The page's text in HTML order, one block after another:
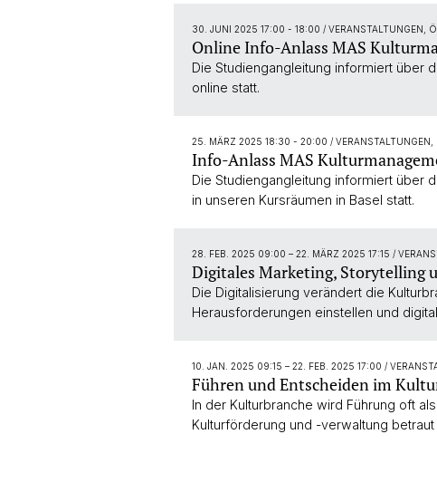
30. JUNI 2025 17:00 - 18:00 / VERANSTALTUNGEN,
Online Info-Anlass MAS
Die Studiengangleitung informiert über
online statt.
25. MÄRZ 2025 18:30 - 20:00 /
Info-Anlass MAS
Die Studiengangleitung informiert über
in unseren Kursräumen in Basel statt.
28. FEB. 2025 09:00 – 22. MÄRZ 2025 17:15 /
Digitales Marketing, Storytelling
Die Digitalisierung verändert die
Herausforderungen einstellen und
10. JAN. 2025 09:15 – 22. FEB. 2025 17:00 /
Führen und Entscheiden im
In der Kulturbranche wird Führung oft
Kulturförderung und -verwaltung